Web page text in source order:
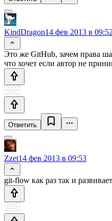
KindDragon14 фев 2013 в 09:52
Это же GitHub, зачем права
что хочет если автор не
Ответить
Zzet14 фев 2013 в 09:53
git-flow как раз так и